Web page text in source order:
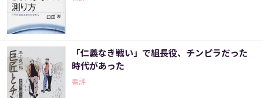
「仁義なき戦い」で組長役、チンピラだった
時代があった
書評